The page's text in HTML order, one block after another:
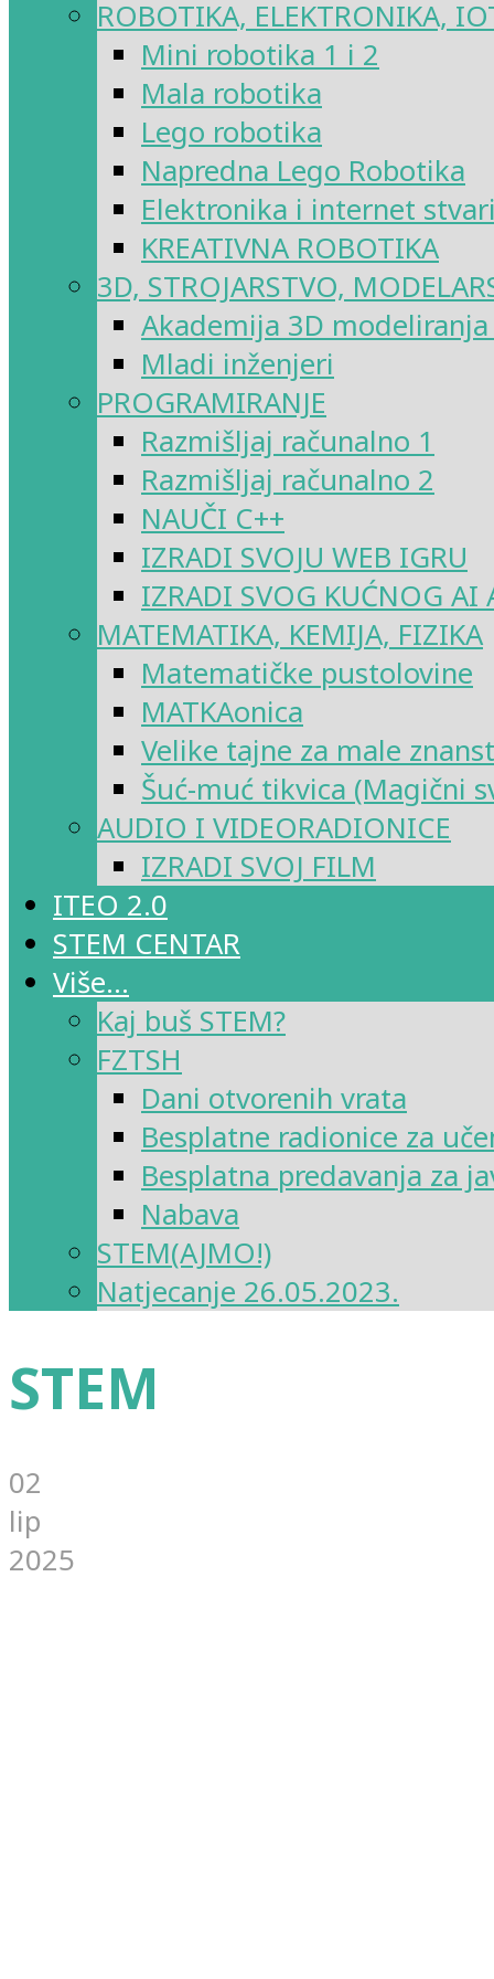
ROBOTIKA, ELEKTRONIKA,
Mini robotika 1 i 2
Mala robotika
Lego robotika
Napredna Lego Robotika
Elektronika i internet
KREATIVNA ROBOTIKA
3D, STROJARSTVO,
Akademija 3D
Mladi inženjeri
PROGRAMIRANJE
Razmišljaj računalno 1
Razmišljaj računalno 2
NAUČI C++
IZRADI SVOJU WEB IGRU
IZRADI SVOG KUĆNOG AI
MATEMATIKA, KEMIJA, FIZIKA
Matematičke pustolovine
MATKAonica
Velike tajne za male
Šuć-muć tikvica (Magični
AUDIO I VIDEORADIONICE
IZRADI SVOJ FILM
ITEO 2.0
STEM CENTAR
Više…
Kaj buš STEM?
FZTSH
Dani otvorenih vrata
Besplatne radionice za
Besplatna predavanja za
Nabava
STEM(AJMO!)
Natjecanje 26.05.2023.
STEM
02
lip
2025